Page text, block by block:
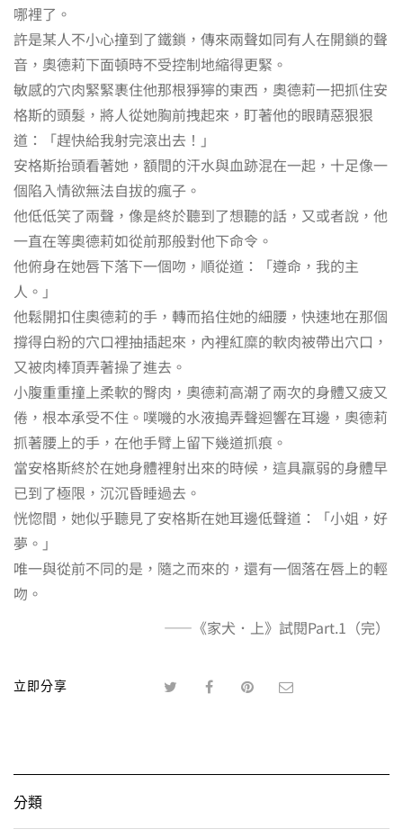
哪裡了。
許是某人不小心撞到了鐵鎖，傳來兩聲如同有人在開鎖的聲
音，奧德莉下面頓時不受控制地縮得更緊。
敏感的穴肉緊緊裹住他那根猙獰的東西，奧德莉一把抓住安
格斯的頭髮，將人從她胸前拽起來，盯著他的眼睛惡狠狠
道：「趕快給我射完滾出去！」
安格斯抬頭看著她，額間的汗水與血跡混在一起，十足像一
個陷入情欲無法自拔的瘋子。
他低低笑了兩聲，像是終於聽到了想聽的話，又或者說，他
一直在等奧德莉如從前那般對他下命令。
他俯身在她唇下落下一個吻，順從道：「遵命，我的主
人。」
他鬆開扣住奧德莉的手，轉而掐住她的細腰，快速地在那個
撐得白粉的穴口裡抽插起來，內裡紅糜的軟肉被帶出穴口，
又被肉棒頂弄著操了進去。
小腹重重撞上柔軟的臀肉，奧德莉高潮了兩次的身體又疲又
倦，根本承受不住。噗嘰的水液搗弄聲迴響在耳邊，奧德莉
抓著腰上的手，在他手臂上留下幾道抓痕。
當安格斯終於在她身體裡射出來的時候，這具羸弱的身體早
已到了極限，沉沉昏睡過去。
恍惚間，她似乎聽見了安格斯在她耳邊低聲道：「小姐，好
夢。」
唯一與從前不同的是，隨之而來的，還有一個落在唇上的輕
吻。
——《家犬．上》試閱Part.1（完）
立即分享
分類